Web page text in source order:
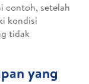
contoh, setelah
kondisi
tidak
yang